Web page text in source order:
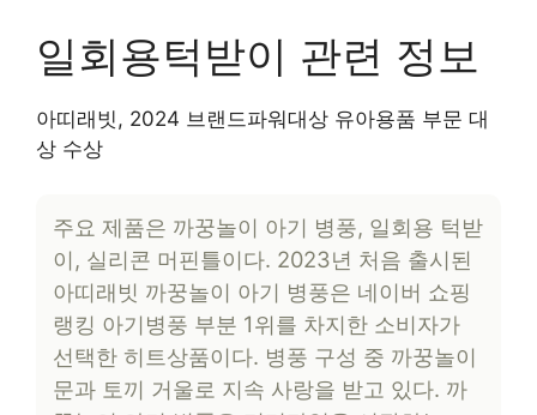
일회용턱받이 관련 정보
아띠래빗, 2024 브랜드파워대상 유아용품 부문 대
상 수상
주요 제품은 까꿍놀이 아기 병풍, 일회용 턱받
이, 실리콘 머핀틀이다. 2023년 처음 출시된
아띠래빗 까꿍놀이 아기 병풍은 네이버 쇼핑
랭킹 아기병풍 부분 1위를 차지한 소비자가
선택한 히트상품이다. 병풍 구성 중 까꿍놀이
문과 토끼 거울로 지속 사랑을 받고 있다. 까